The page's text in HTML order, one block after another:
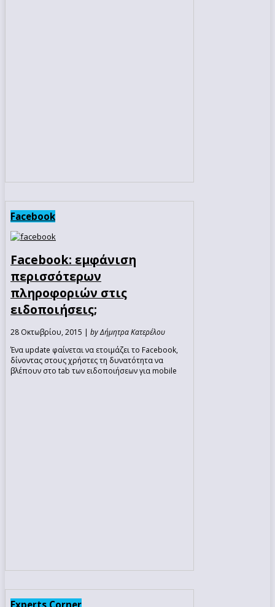
Facebook
Facebook: εμφάνιση
περισσότερων
πληροφοριών στις
ειδοποιήσεις;
28 Οκτωβρίου, 2015 | by Δήμητρα Κατερέλου
Ένα update φαίνεται να ετοιμάζει το Facebook,
δίνοντας στους χρήστες τη δυνατότητα να
βλέπουν στο tab των ειδοποιήσεων για mobile
Experts Corner